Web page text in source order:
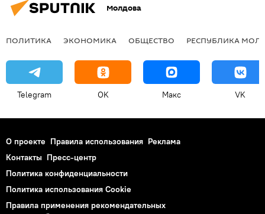
Молдова
ПОЛИТИКА ЭКОНОМИКА ОБЩЕСТВО РЕСПУБЛИКА
Telegram OK Макс VK
О проекте Правила использования Реклама
Контакты Пресс-центр
Политика конфиденциальности
Политика использования Cookie
Правила применения рекомендательных